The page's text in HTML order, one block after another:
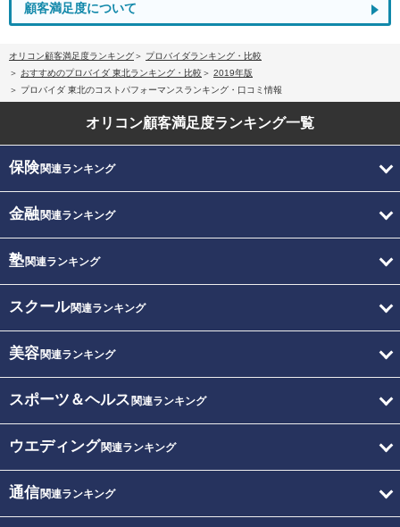
顧客満足度について
オリコン顧客満足度ランキング
プロバイダランキング・比較
おすすめのプロバイダ 東北ランキング・比較
2019年版
プロバイダ 東北のコストパフォーマンスランキング・口コミ情報
オリコン顧客満足度ランキング一覧
保険関連ランキング
金融関連ランキング
塾関連ランキング
スクール関連ランキング
美容関連ランキング
スポーツ＆ヘルス 関連ランキング
ウエディング関連ランキング
通信関連ランキング